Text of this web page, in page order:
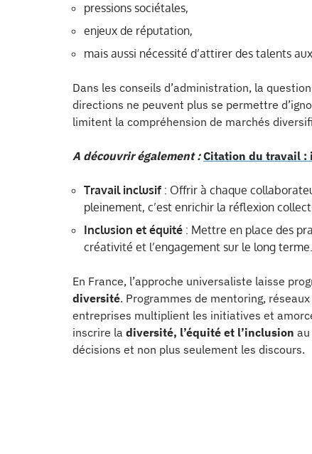
pressions sociétales,
enjeux de réputation,
mais aussi nécessité d’attirer des talents
Dans les conseils d’administration, la
directions ne peuvent plus se permettre
limitent la compréhension de marchés
A découvrir également : Citation du travail :
Travail inclusif : Offrir à chaque
pleinement, c’est enrichir la réflexion
Inclusion et équité : Mettre en place des
créativité et l’engagement sur le long terme.
En France, l’approche universaliste laisse
diversité. Programmes de mentoring,
entreprises multiplient les initiatives et
inscrire la diversité, l’équité et l’inclusion
décisions et non plus seulement les discours.